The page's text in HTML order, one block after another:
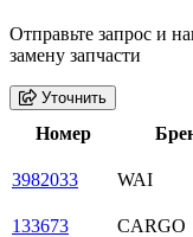
Отправьте запрос и
замену запчасти
Уточнить
Номер
3982033 WAI
133673 CARGO